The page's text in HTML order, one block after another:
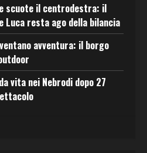
scuote il centrodestra: il
Luca resta ago della bilancia
avventura: il borgo
vita nei Nebrodi dopo 27